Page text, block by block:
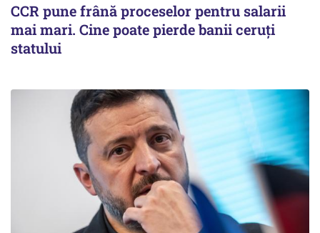
CCR pune frână proceselor pentru salarii
mai mari. Cine poate pierde banii ceruți
statului